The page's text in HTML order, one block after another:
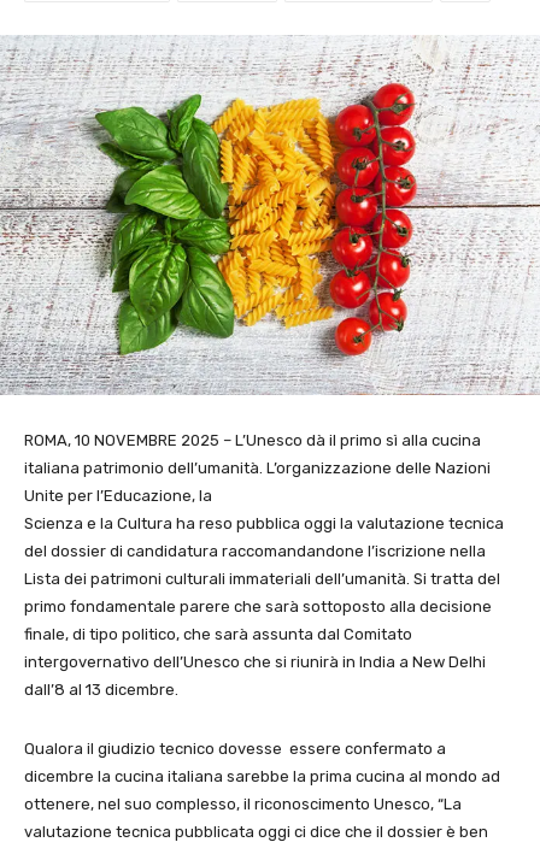
ROMA, 10 NOVEMBRE 2025 – L’Unesco dà il primo sì alla cucina
italiana patrimonio dell’umanità. L’organizzazione delle Nazioni
Unite per l’Educazione, la
Scienza e la Cultura ha reso pubblica oggi la valutazione tecnica
del dossier di candidatura raccomandandone l’iscrizione nella
Lista dei patrimoni culturali immateriali dell’umanità. Si tratta del
primo fondamentale parere che sarà sottoposto alla decisione
finale, di tipo politico, che sarà assunta dal Comitato
intergovernativo dell’Unesco che si riunirà in India a New Delhi
dall’8 al 13 dicembre.
Qualora il giudizio tecnico dovesse essere confermato a
dicembre la cucina italiana sarebbe la prima cucina al mondo ad
ottenere, nel suo complesso, il riconoscimento Unesco, “La
valutazione tecnica pubblicata oggi ci dice che il dossier è ben